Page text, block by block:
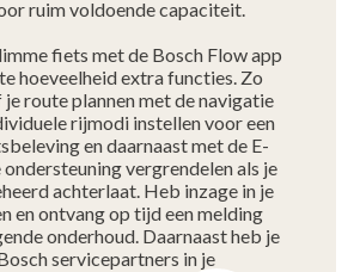
ruim voldoende capaciteit.
fiets met de Bosch Flow app
hoeveelheid extra functies. Zo
route plannen met de navigatie
rijmodi instellen voor een
en daarnaast met de E-
vergrendelen als je
achterlaat. Heb inzage in je
en ontvang op tijd een melding
onderhoud. Daarnaast heb je
servicepartners in je